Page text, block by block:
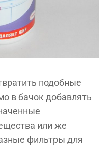
подобные
в бачок добавлять
или же
фильтры для